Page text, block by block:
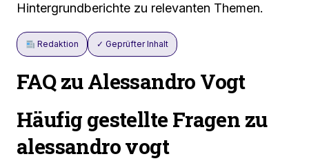
Hintergrundberichte zu relevanten Themen.
Redaktion ✓ Geprüfter Inhalt
FAQ zu Alessandro Vogt
Häufig gestellte Fragen zu
alessandro vogt